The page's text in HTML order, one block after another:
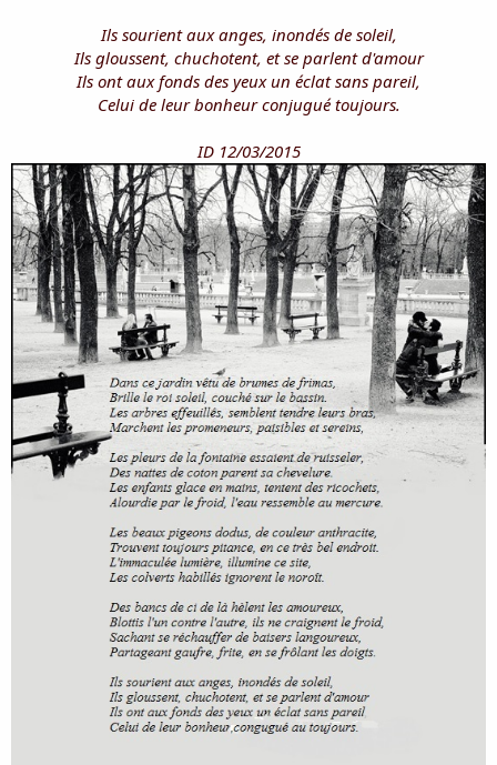
Ils sourient aux anges, inondés de soleil,
Ils gloussent, chuchotent, et se parlent d'amour
Ils ont aux fonds des yeux un éclat sans pareil,
Celui de leur bonheur conjugué toujours.
ID 12/03/2015